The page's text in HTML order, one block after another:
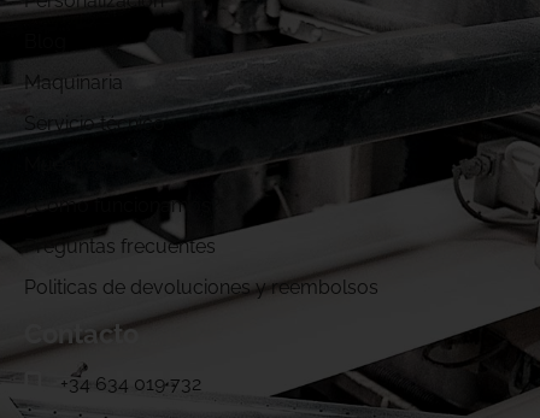
Maquinaria
Servicio técnico
¿Cómo funcionamos?
Preguntas frecuentes
Politicas de devoluciones y reembolsos
Contacto
+34 634 019 732